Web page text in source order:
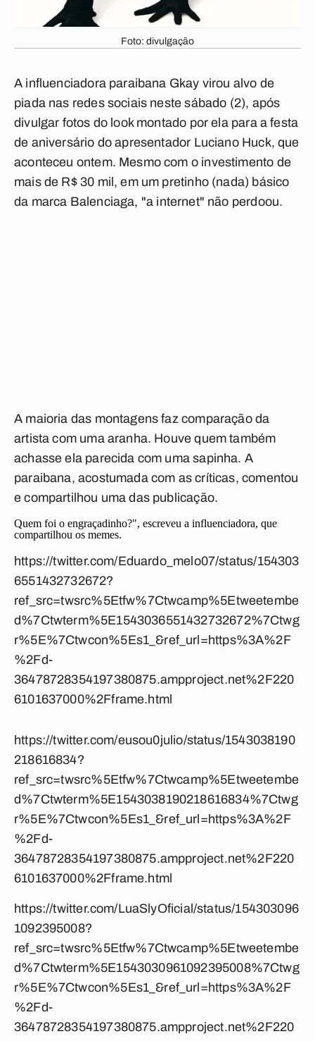
Foto: divulgação
A influenciadora paraibana Gkay virou alvo de
piada nas redes sociais neste sábado (2), após
divulgar fotos do look montado por ela para a festa
de aniversário do apresentador Luciano Huck, que
aconteceu ontem. Mesmo com o investimento de
mais de R$ 30 mil, em um pretinho (nada) básico
da marca Balenciaga, "a internet" não perdoou.
A maioria das montagens faz comparação da
artista com uma aranha. Houve quem também
achasse ela parecida com uma sapinha. A
paraibana, acostumada com as críticas, comentou
e compartilhou uma das publicação.
Quem foi o engraçadinho?", escreveu a influenciadora, que
compartilhou os memes.
https://twitter.com/Eduardo_melo07/status/154303
6551432732672?
ref_src=twsrc%5Etfw%7Ctwcamp%5Etweetembe
d%7Ctwterm%5E1543036551432732672%7Ctwg
r%5E%7Ctwcon%5Es1_&ref_url=https%3A%2F
%2Fd-
36478728354197380875.ampproject.net%2F220
6101637000%2Fframe.html
https://twitter.com/eusou0julio/status/1543038190
218616834?
ref_src=twsrc%5Etfw%7Ctwcamp%5Etweetembe
d%7Ctwterm%5E1543038190218616834%7Ctwg
r%5E%7Ctwcon%5Es1_&ref_url=https%3A%2F
%2Fd-
36478728354197380875.ampproject.net%2F220
6101637000%2Fframe.html
https://twitter.com/LuaSlyOficial/status/154303096
1092395008?
ref_src=twsrc%5Etfw%7Ctwcamp%5Etweetembe
d%7Ctwterm%5E1543030961092395008%7Ctwg
r%5E%7Ctwcon%5Es1_&ref_url=https%3A%2F
%2Fd-
36478728354197380875.ampproject.net%2F220